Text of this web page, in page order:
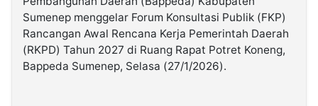
Kabarbaru.co
2026
Sumenep menggelar Forum Konsultasi Publik (FKP)
Rancangan Awal Rencana Kerja Pemerintah Daerah
(RKPD) Tahun 2027 di Ruang Rapat Potret Koneng,
Bappeda Sumenep, Selasa (27/1/2026).